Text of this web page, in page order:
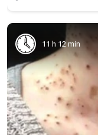
11 h 12 min